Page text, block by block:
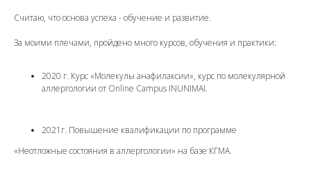
Считаю, что основа успеха - обучение и развитие.
За моими плечами, пройдено много курсов, обучения и практики:
2020 г. Курс «Молекулы анафилаксии», курс по молекулярной
аллергологии от Online Campus INUNIMAI.
2021г. Повышение квалификации по программе
«Неотложные состояния в аллергологии» на базе КГМА.